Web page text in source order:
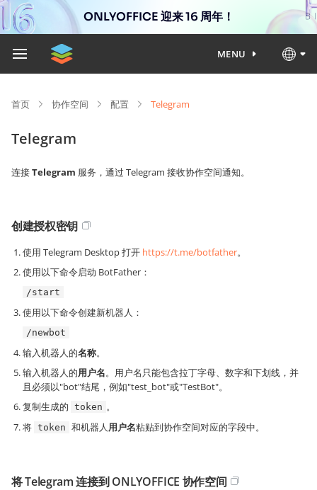
ONLYOFFICE 迎来 16 周年！
MENU
首页 协作空间 配置 Telegram
Telegram
连接Telegram 服务，通过 Telegram 接收协作空间通知。
创建授权密钥
使用 Telegram Desktop 打开 https://t.me/botfather。
使用以下命令启动 BotFather：
/start
使用以下命令创建新机器人：
/newbot
输入机器人的名称。
输入机器人的用户名。用户名只能包含拉丁字母、数字和下划线，并
且必须以"bot"结尾，例如"test_bot"或"TestBot"。
复制生成的 token 。
将 token 和机器人用户名粘贴到协作空间对应的字段中。
将 Telegram 连接到 ONLYOFFICE 协作空间